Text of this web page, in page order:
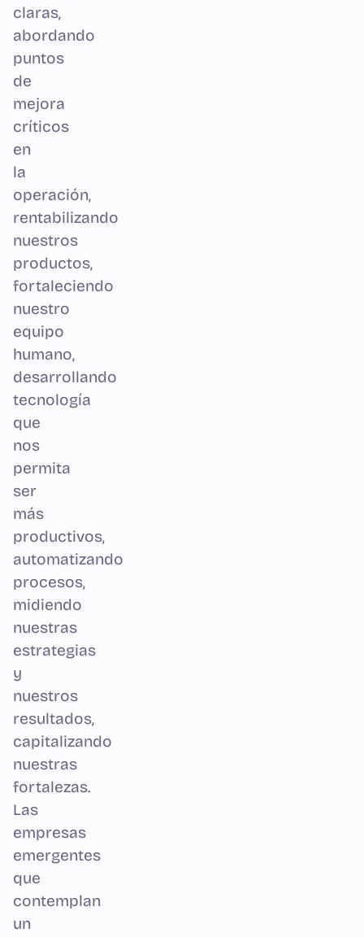
claras,
abordando
puntos
de
mejora
críticos
en
la
operación,
rentabilizando
nuestros
productos,
fortaleciendo
nuestro
equipo
humano,
desarrollando
tecnología
que
nos
permita
ser
más
productivos,
automatizando
procesos,
midiendo
nuestras
estrategias
y
nuestros
resultados,
capitalizando
nuestras
fortalezas.
Las
empresas
emergentes
que
contemplan
un